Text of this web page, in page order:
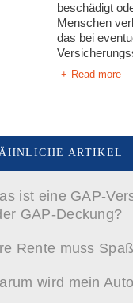
beschädigt
Menschen
das bei
Read more
ARTIKEL
ist eine GAP-
GAP-Deckung?
Rente muss
wird mein